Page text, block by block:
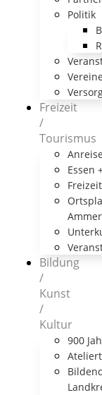
Politik
Freizeit
/
Tourismus
Anreise
Essen
Bildung
/
Kunst
/
Kultur
900